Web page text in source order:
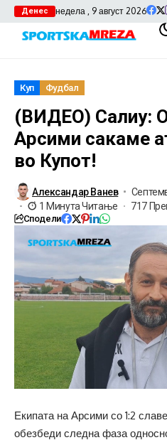
Денес недела , 9 август 2026
Куп Фудбал
(ВИДЕО) Салиу:
Арсими сакаме
во Купот!
Александар Ванев
1 Минута Читање
717
Сподели
Екипата на Арсими со 1:2
обезбеди следна фаза